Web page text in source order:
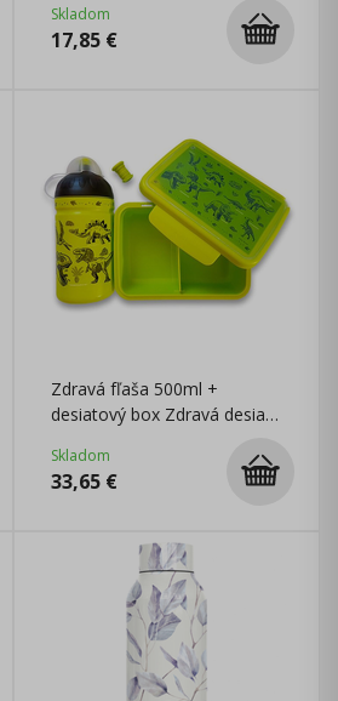
Skladom
17,85 €
Zdravá fľaša 500ml +
desiatový box Zdravá desiata
Skladom
33,65 €